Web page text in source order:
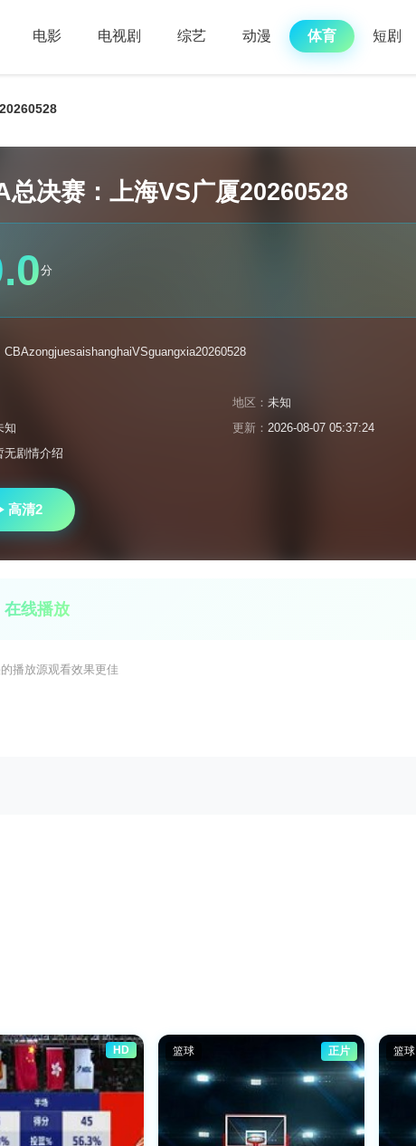
电影 电视剧 综艺 动漫 体育 短剧
总决赛：上海VS广厦20260528
分
CBAzongjuesaishanghaiVSguangxia20260528
地区： 未知
知 更新： 2026-08-07 05:37:24
无剧情介绍
高清2
线播放
播放源观看效果更佳
HD 篮球 正片 篮球